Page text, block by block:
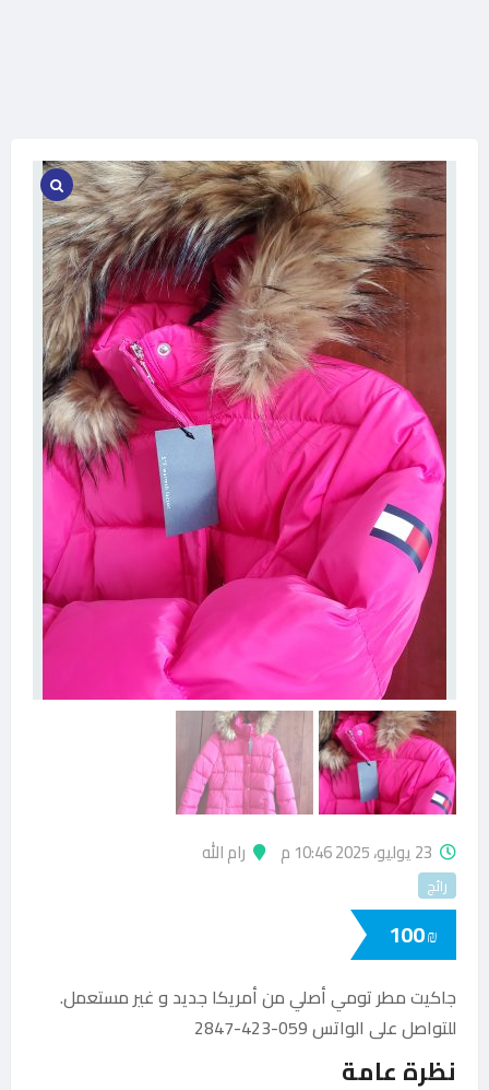
23 يوليو، 2025 10:46 م رام الله
رائج
100₪
جاكيت مطر تومي أصلي من أمريكا جديد و غير مستعمل.
للتواصل على الواتس 059-423-2847
نظرة عامة